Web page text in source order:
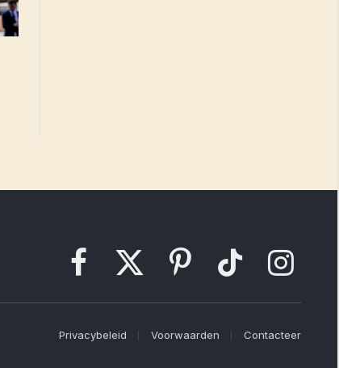
FacebookX
Pinterest TikTok Instagram
Privacybeleid Voorwaarden Contacteer